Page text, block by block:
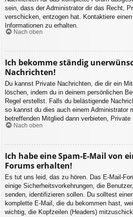
sein, dass der Administrator dir das Recht,
verschicken, entzogen hat. Kontaktiere
Informationen zu erhalten.
Nach oben
Ich bekomme ständig
Nachrichten!
Du kannst Private Nachrichten, die dir ein
löschen, indem du in deinem persönlichen
Regel erstellst. Falls du belästigende
so kannst du dies auch einem Administrator
betreffenden Mitglied dann verbieten,
Nach oben
Ich habe eine Spam-E-Mail von
Forums erhalten!
Es tut uns leid, das zu hören. Das E-Mail-
einige Sicherheitsvorkehrungen, die
senden, identifizieren sollen. Du solltest
komplette E-Mail, die du bekommen hast,
wichtig, die Kopfzeilen (Headers)